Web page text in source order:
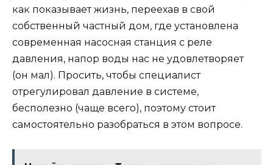
как показывает жизнь, переехав в свой
собственный частный дом, где установлена
современная насосная станция с реле
давления, напор воды нас не удовлетворяет
(он мал). Просить, чтобы специалист
отрегулировал давление в системе,
бесполезно (чаще всего), поэтому стоит
самостоятельно разобраться в этом вопросе.